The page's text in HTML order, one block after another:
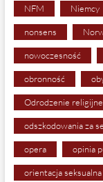
NFM Niemcy
nonsens
nowoczesność
obronność
Odrodzenie religijne
odszkodowania za
opera opinia
orientacja seksualna